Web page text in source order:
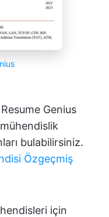
Genius
bulabilirsiniz.
Özgeçmiş
için